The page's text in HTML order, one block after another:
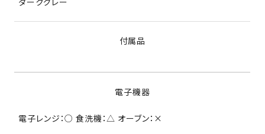
付属品
電子機器
電子レンジ：○ 食洗機：△ オーブン：×